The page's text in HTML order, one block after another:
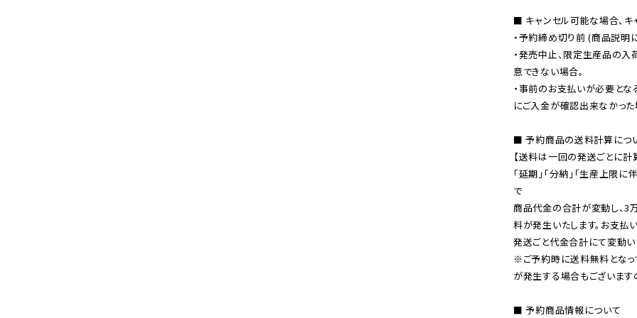
■ キャンセル可能な場合、
・予約締め切り前 (商品説
・発売中止、限定生産品の
意できない場合。
・事前のお支払いが必要と
にご入金が確認出来なかった
■ 予約商品の送料計算につ
【送料は一回の発送ごとに計
「延期」「分納」「生産上限
で
商品代金の合計が変動し、3
料が発生いたします。お支払
※ご予約時に送料無料となっ
が発生する場合もございます
■ 予約商品情報について